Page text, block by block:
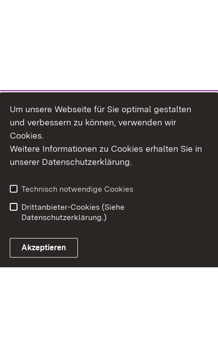
Erklärung zur
Benutzungshinweise
Um unsere Webseite für Sie optimal gestalten
und verbessern zu können, verwenden wir
Cookies.
Weitere Informationen zu Cookies erhalten Sie in
unserer Datenschutzerklärung.
Technisch notwendige Cookies
Drittanbieter-Cookies (Siehe
Datenschutzerklärung.)
Akzeptieren